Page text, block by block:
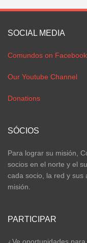
SOCIAL MEDIA
Comundos on Facebook
Our Youtube Channel
Donations
SÓCIOS
Para lograr su misión,
socios en el norte y el
cada socio, la red y sus
misión.
PARTICIPAR
¿Ve oportunidades